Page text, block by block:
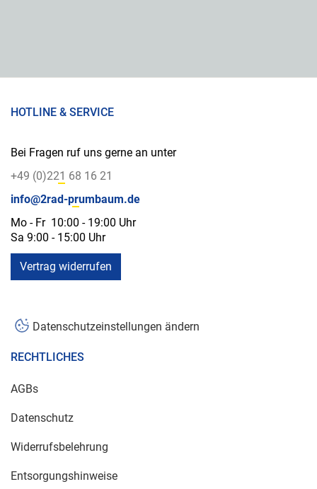
HOTLINE & SERVICE
Bei Fragen ruf uns gerne an unter
+49 (0)221 68 16 21
info@2rad-prumbaum.de
Mo - Fr 10:00 - 19:00 Uhr
Sa 9:00 - 15:00 Uhr
Vertrag widerrufen
Datenschutzeinstellungen ändern
RECHTLICHES
AGBs
Datenschutz
Widerrufsbelehrung
Entsorgungshinweise